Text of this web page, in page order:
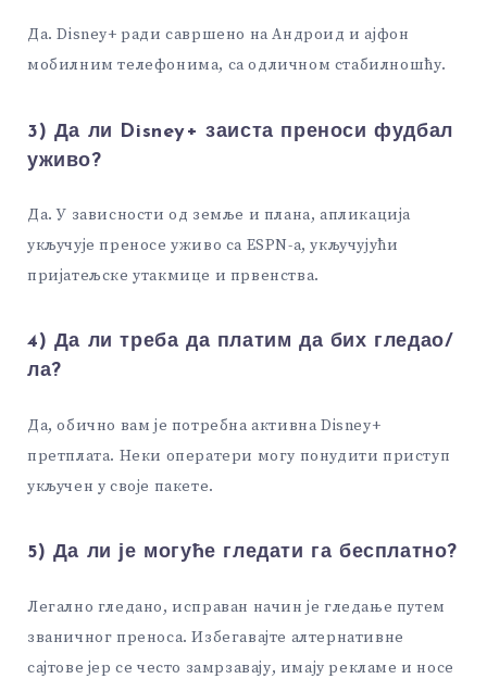
Да. Disney+ ради савршено на Андроид и ајфон
мобилним телефонима, са одличном стабилношћу.
3) Да ли Disney+ заиста преноси фудбал
уживо?
Да. У зависности од земље и плана, апликација
укључује преносе уживо са ESPN-а, укључујући
пријатељске утакмице и првенства.
4) Да ли треба да платим да бих гледао/
ла?
Да, обично вам је потребна активна Disney+
претплата. Неки оператери могу понудити приступ
укључен у своје пакете.
5) Да ли је могуће гледати га бесплатно?
Легално гледано, исправан начин је гледање путем
званичног преноса. Избегавајте алтернативне
сајтове јер се често замрзавају, имају рекламе и носе